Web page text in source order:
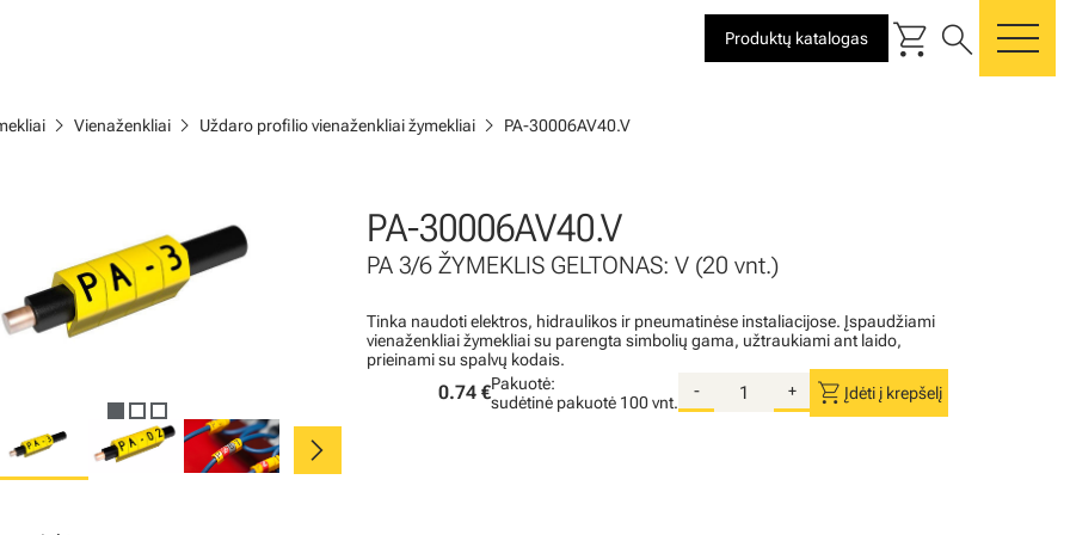
Produktų katalogas shopping_cart search
chevron_right Vienaženkliai chevron_right Uždaro profilio vienaženkliai žymekliai chevron_right PA-30006AV40.V
chevron_right
PA-30006AV40.V
PA 3/6 ŽYMEKLIS GELTONAS: V (20 vnt.)
Tinka naudoti elektros, hidraulikos ir pneumatinėse instaliacijose. Įspaudžiami
vienaženkliai žymekliai su parengta simbolių gama, užtraukiami ant laido,
prieinami su spalvų kodais.
0.74 €Pakuotė:
sudėtinė pakuotė 100 vnt.
- + shopping_cart Įdėti į krepšelį